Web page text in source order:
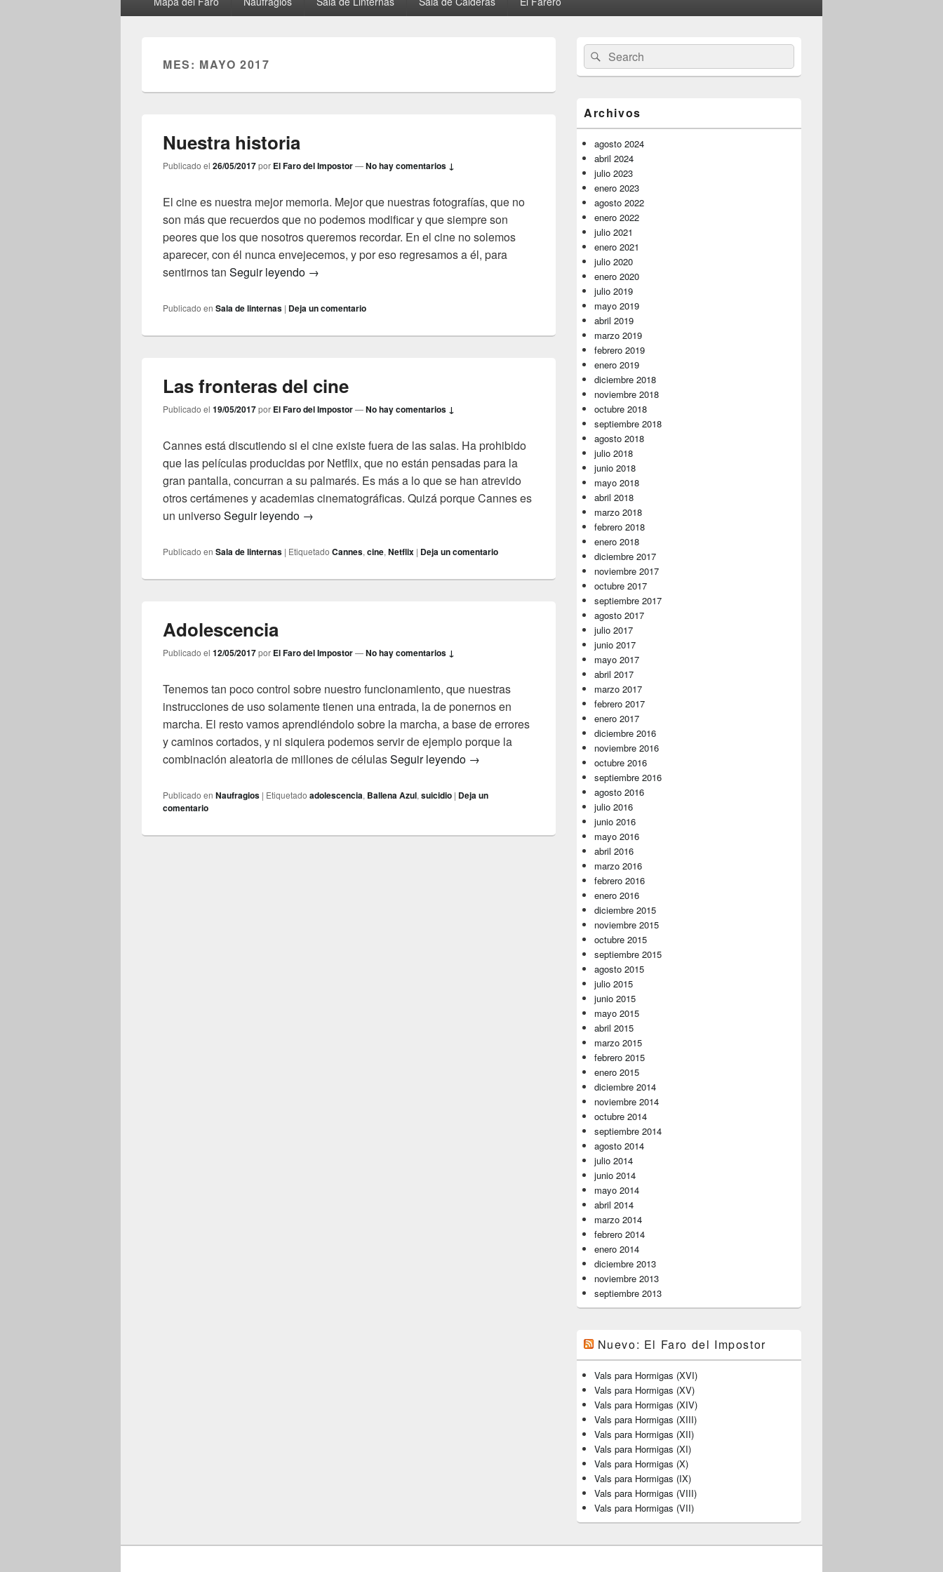
principal
MES: MAYO 2017
Nuestra historia
Publicado el 26/05/2017por El Faro del Impostor—No hay comentarios ↓
El cine es nuestra mejor memoria. Mejor que nuestras fotografías, que no
son más que recuerdos que no podemos modificar y que siempre son
peores que los que nosotros queremos recordar. En el cine no solemos
aparecer, con él nunca envejecemos, y por eso regresamos a él, para
sentirnos tan Seguir leyendo Nuestra historia
→
Publicado en Sala de linternas | Deja un comentario
Las fronteras del cine
Publicado el 19/05/2017por El Faro del Impostor—No hay comentarios ↓
Cannes está discutiendo si el cine existe fuera de las salas. Ha prohibido
que las películas producidas por Netflix, que no están pensadas para la
gran pantalla, concurran a su palmarés. Es más a lo que se han atrevido
otros certámenes y academias cinematográficas. Quizá porque Cannes es
un universoSeguir leyendo Las fronteras del cine
→
Publicado en Sala de linternas | Etiquetado Cannes, cine, Netflix | Deja un comentario
Adolescencia
Publicado el 12/05/2017por El Faro del Impostor—No hay comentarios ↓
Tenemos tan poco control sobre nuestro funcionamiento, que nuestras
instrucciones de uso solamente tienen una entrada, la de ponernos en
marcha. El resto vamos aprendiéndolo sobre la marcha, a base de errores
y caminos cortados, y ni siquiera podemos servir de ejemplo porque la
combinación aleatoria de millones de célulasSeguir leyendo Adolescencia
→
Publicado en Naufragios | Etiquetado adolescencia, Ballena Azul, suicidio | Deja un
comentario
área
de
widget
lateral
primaria
Buscar
por:
Buscar
Archivos
agosto 2024
abril 2024
julio 2023
enero 2023
agosto 2022
enero 2022
julio 2021
enero 2021
julio 2020
enero 2020
julio 2019
mayo 2019
abril 2019
marzo 2019
febrero 2019
enero 2019
diciembre 2018
noviembre 2018
octubre 2018
septiembre 2018
agosto 2018
julio 2018
junio 2018
mayo 2018
abril 2018
marzo 2018
febrero 2018
enero 2018
diciembre 2017
noviembre 2017
octubre 2017
septiembre 2017
agosto 2017
julio 2017
junio 2017
mayo 2017
abril 2017
marzo 2017
febrero 2017
enero 2017
diciembre 2016
noviembre 2016
octubre 2016
septiembre 2016
agosto 2016
julio 2016
junio 2016
mayo 2016
abril 2016
marzo 2016
febrero 2016
enero 2016
diciembre 2015
noviembre 2015
octubre 2015
septiembre 2015
agosto 2015
julio 2015
junio 2015
mayo 2015
abril 2015
marzo 2015
febrero 2015
enero 2015
diciembre 2014
noviembre 2014
octubre 2014
septiembre 2014
agosto 2014
julio 2014
junio 2014
mayo 2014
abril 2014
marzo 2014
febrero 2014
enero 2014
diciembre 2013
noviembre 2013
septiembre 2013
Nuevo: El Faro del Impostor
Vals para Hormigas (XVI)
Vals para Hormigas (XV)
Vals para Hormigas (XIV)
Vals para Hormigas (XIII)
Vals para Hormigas (XII)
Vals para Hormigas (XI)
Vals para Hormigas (X)
Vals para Hormigas (IX)
Vals para Hormigas (VIII)
Vals para Hormigas (VII)